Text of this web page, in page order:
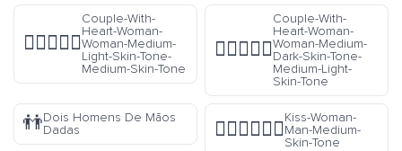
👩🏼‍❤️‍👩🏽
Couple-With-
Heart-Woman-
Woman-Medium-
Light-Skin-Tone-
Medium-Skin-Tone
👩🏾‍❤️‍👩🏼
Couple-With-
Heart-Woman-
Woman-Medium-
Dark-Skin-Tone-
Medium-Light-
Skin-Tone
👬Dois Homens De Mãos
Dadas
👩🏽‍❤️‍💋‍👨🏽
Kiss-Woman-
Man-Medium-
Skin-Tone